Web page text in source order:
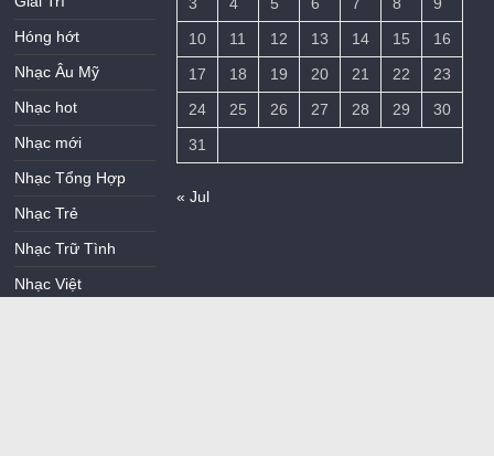
Hóng hớt
Nhạc Âu Mỹ
Nhạc hot
Nhạc mới
Nhạc Tổng Hợp
Nhạc Trẻ
Nhạc Trữ Tình
Nhạc Việt
10
11 12 13 14 15
16
17
18 19 20 21 22
23
24
25 26 27 28 29
30
31
« Jul